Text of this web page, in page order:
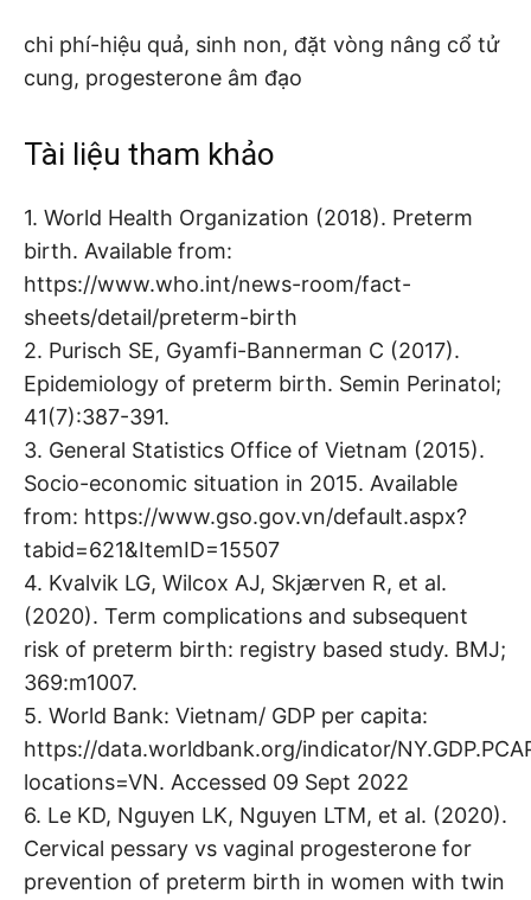
chi phí-hiệu quả, sinh non, đặt vòng nâng cổ tử
cung, progesterone âm đạo
Tài liệu tham khảo
1. World Health Organization (2018). Preterm
birth. Available from:
https://www.who.int/news-room/fact-
sheets/detail/preterm-birth
2. Purisch SE, Gyamfi-Bannerman C (2017).
Epidemiology of preterm birth. Semin Perinatol;
41(7):387-391.
3. General Statistics Office of Vietnam (2015).
Socio-economic situation in 2015. Available
from: https://www.gso.gov.vn/default.aspx?
tabid=621&ItemID=15507
4. Kvalvik LG, Wilcox AJ, Skjærven R, et al.
(2020). Term complications and subsequent
risk of preterm birth: registry based study. BMJ;
369:m1007.
5. World Bank: Vietnam/ GDP per capita:
https://data.worldbank.org/indicator/
locations=VN. Accessed 09 Sept 2022
6. Le KD, Nguyen LK, Nguyen LTM, et al. (2020).
Cervical pessary vs vaginal progesterone for
prevention of preterm birth in women with twin